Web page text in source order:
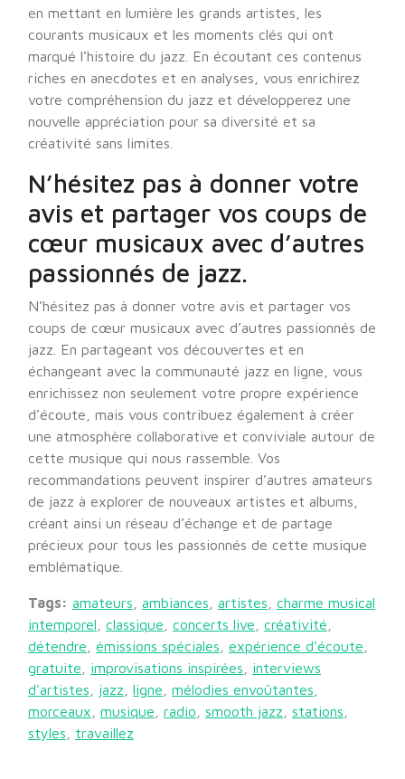
en mettant en lumière les grands artistes, les
courants musicaux et les moments clés qui ont
marqué l’histoire du jazz. En écoutant ces contenus
riches en anecdotes et en analyses, vous enrichirez
votre compréhension du jazz et développerez une
nouvelle appréciation pour sa diversité et sa
créativité sans limites.
N’hésitez pas à donner votre
avis et partager vos coups de
cœur musicaux avec d’autres
passionnés de jazz.
N’hésitez pas à donner votre avis et partager vos
coups de cœur musicaux avec d’autres passionnés de
jazz. En partageant vos découvertes et en
échangeant avec la communauté jazz en ligne, vous
enrichissez non seulement votre propre expérience
d’écoute, mais vous contribuez également à créer
une atmosphère collaborative et conviviale autour de
cette musique qui nous rassemble. Vos
recommandations peuvent inspirer d’autres amateurs
de jazz à explorer de nouveaux artistes et albums,
créant ainsi un réseau d’échange et de partage
précieux pour tous les passionnés de cette musique
emblématique.
Tags: amateurs ambiances artistes
charme musical
intemporel
classique concerts live créativité
détendre
émissions spéciales expérience d'écoute
gratuite
improvisations inspirées
interviews
d'artistes
jazz ligne mélodies envoûtantes
morceaux
musique radio smooth jazz stations
styles
travaillez